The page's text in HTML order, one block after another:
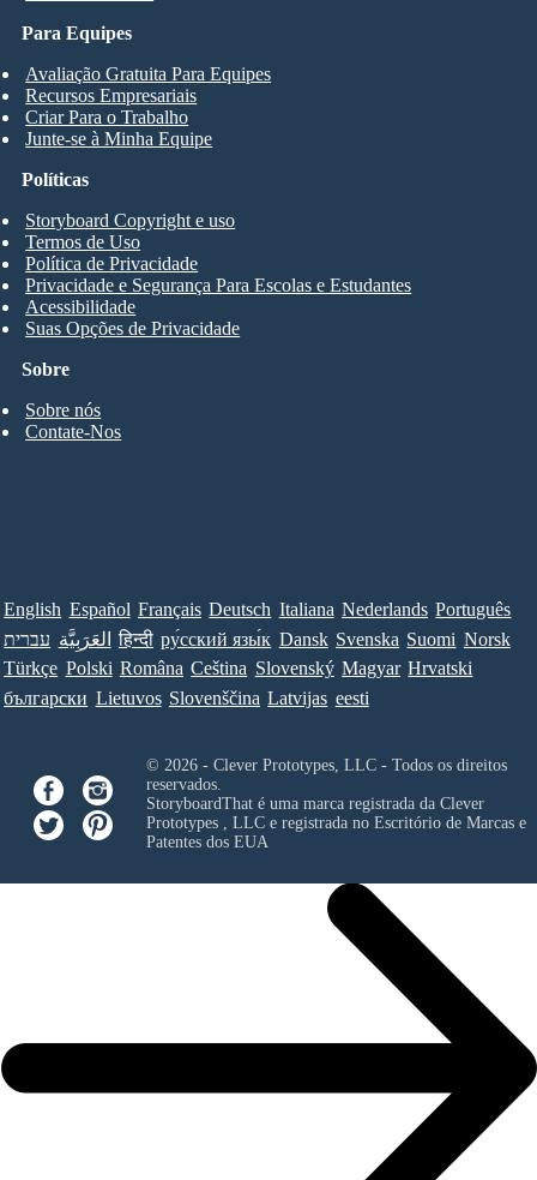
Para Equipes
Avaliação Gratuita Para Equipes
Recursos Empresariais
Criar Para o Trabalho
Junte-se à Minha Equipe
Sobre
Sobre nós
Contate-Nos
Políticas
Storyboard Copyright e uso
Termos de Uso
Política de Privacidade
Privacidade e Segurança Para Escolas e Estudantes
Acessibilidade
Suas Opções de Privacidade
English Español Français Deutsch Italiana Nederlands Português
עברית العَرَبِيَّة हिन्दी ру́сский язы́к Dansk Svenska Suomi Norsk
Türkçe Polski Româna Ceština Slovenský Magyar Hrvatski
български Lietuvos Slovenščina Latvijas eesti
© 2026 - Clever Prototypes, LLC - Todos os direitos
reservados.
StoryboardThat é uma marca registrada da Clever
Prototypes , LLCe registrada no Escritório de Marcas e
Patentes dos EUA